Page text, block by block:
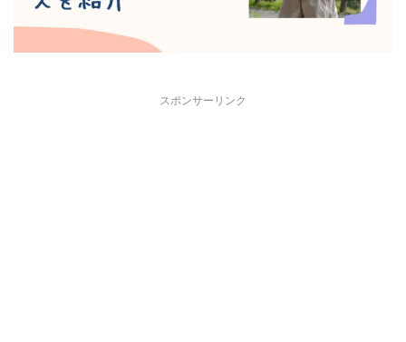
スポンサーリンク